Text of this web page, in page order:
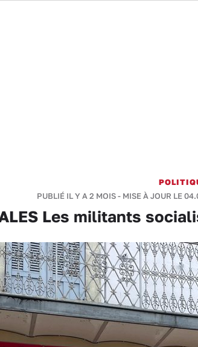
PUBLIÉ IL Y A 2 MOIS - MISE À JOUR LE
Les militants